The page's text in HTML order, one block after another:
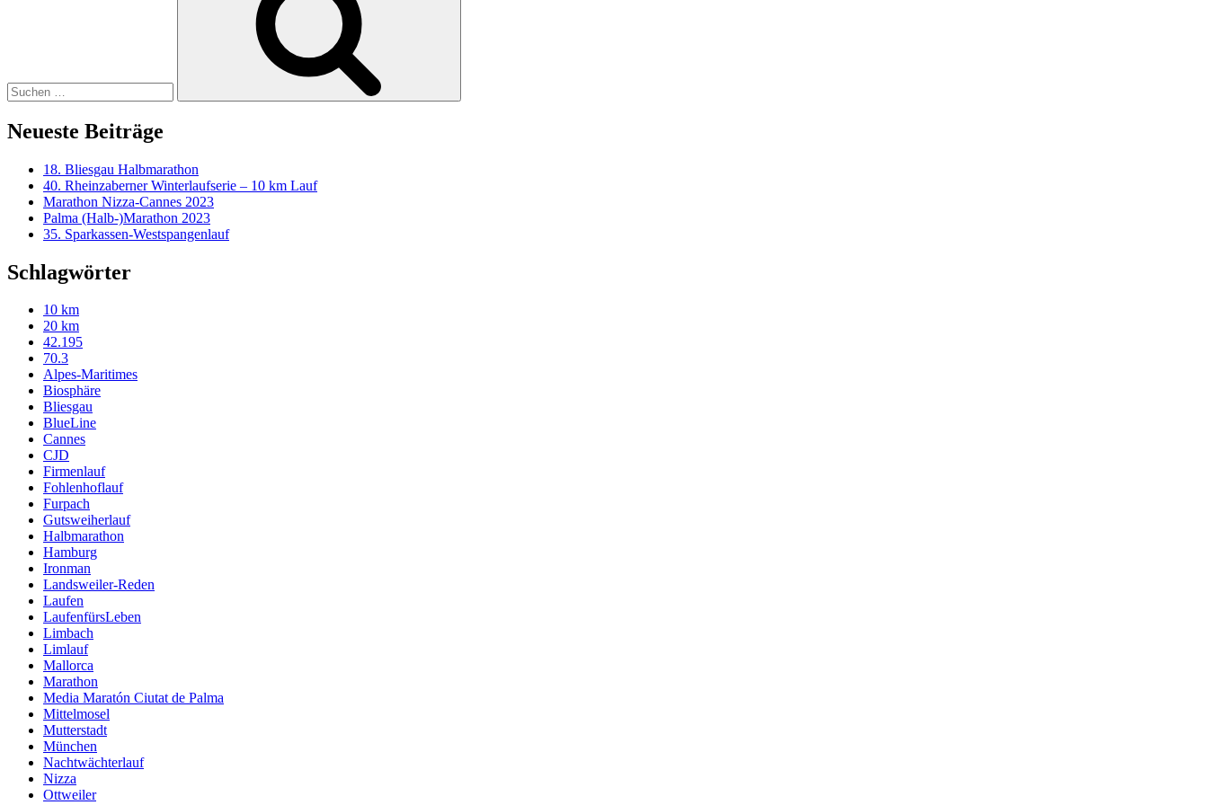
Neueste Beiträge
18. Bliesgau Halbmarathon
40. Rheinzaberner Winterlaufserie – 10 km Lauf
Marathon Nizza-Cannes 2023
Palma (Halb-)Marathon 2023
35. Sparkassen-Westspangenlauf
Schlagwörter
10 km
20 km
42.195
70.3
Alpes-Maritimes
Biosphäre
Bliesgau
BlueLine
Cannes
CJD
Firmenlauf
Fohlenhoflauf
Furpach
Gutsweiherlauf
Halbmarathon
Hamburg
Ironman
Landsweiler-Reden
Laufen
LaufenfürsLeben
Limbach
Limlauf
Mallorca
Marathon
Media Maratón Ciutat de Palma
Mittelmosel
Mutterstadt
München
Nachtwächterlauf
Nizza
Ottweiler